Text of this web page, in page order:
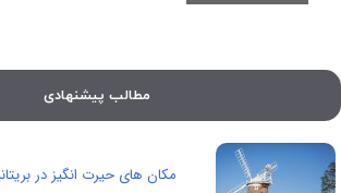
مطالب پیشنهادی
مکان های حیرت انگیز در